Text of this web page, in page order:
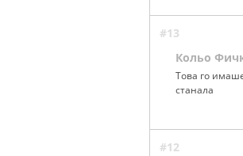
#13
Кольо
Това го
станала
#12